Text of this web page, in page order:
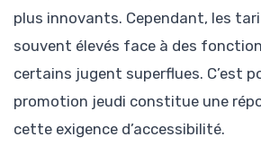
plus innovants. Cependant, les
souvent élevés face à des
certains jugent superflues. C’est
promotion jeudi constitue une
cette exigence d’accessibilité.